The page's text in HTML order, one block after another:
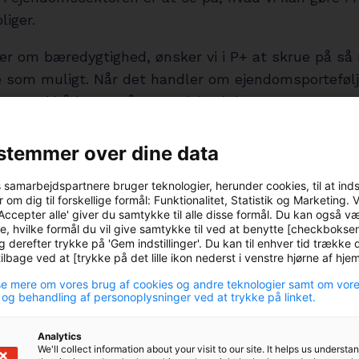
om bæredygtighed, ønsker vi i P+ at skrue på så
som muligt. Når det handler om
at vi både ser på potentialet i de store
og i den løbende renovering af de enkelte
kører vi derfor et pilotprojekt, hvor vi sammen med
Håbet er, at lejlighedens mange teknologiske
bæredygtige adfærd og mindske boligens
Blaabjerg Christensen, som er Senior Asset
til hverdagen
sensorer i alle rum, der registrerer CO2-niveau,
over dine data
samarbejdspartnere bruger teknologier, herunder cookies, til at
om dig til forskellige formål: Funktionalitet, Statistik og Marketing.
alle' giver du samtykke til alle disse formål. Du kan også
hvilke formål du vil give samtykke til ved at benytte
derefter trykke på 'Gem indstillinger'. Du kan til enhver tid trække
ved at [trykke på det lille ikon nederst i venstre hjørne af
mere om vores brug af cookies og andre teknologier samt om
og behandling af personoplysninger ved at trykke på linket.
Analytics
We'll collect information about your visit to our site. It helps us